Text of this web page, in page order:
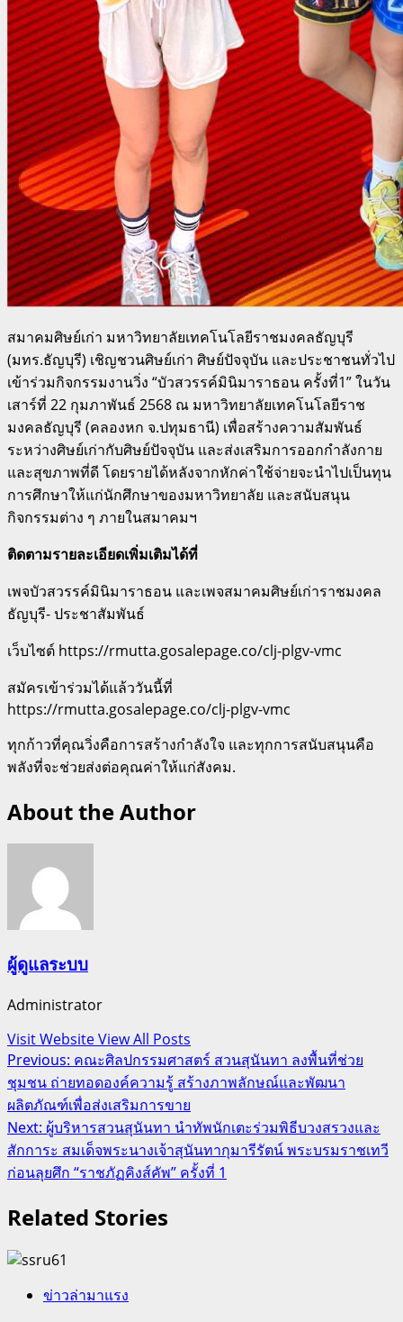
สมาคมศิษย์เก่า มหาวิทยาลัยเทคโนโลยีราชมงคลธัญบุรี
(มทร.ธัญบุรี) เชิญชวนศิษย์เก่า ศิษย์ปัจจุบัน และประชาชนทั่วไป
เข้าร่วมกิจกรรมงานวิ่ง “บัวสวรรค์มินิมาราธอน ครั้งที่1” ในวัน
เสาร์ที่ 22 กุมภาพันธ์ 2568 ณ มหาวิทยาลัยเทคโนโลยีราช
มงคลธัญบุรี (คลองหก จ.ปทุมธานี) เพื่อสร้างความสัมพันธ์
ระหว่างศิษย์เก่ากับศิษย์ปัจจุบัน และส่งเสริมการออกกำลังกาย
และสุขภาพที่ดี โดยรายได้หลังจากหักค่าใช้จ่ายจะนำไปเป็นทุน
การศึกษาให้แก่นักศึกษาของมหาวิทยาลัย และสนับสนุน
กิจกรรมต่าง ๆ ภายในสมาคมฯ
ติดตามรายละเอียดเพิ่มเติมได้ที่
เพจบัวสวรรค์มินิมาราธอน และเพจสมาคมศิษย์เก่าราชมงคล
ธัญบุรี- ประชาสัมพันธ์
เว็บไซต์ https://rmutta.gosalepage.co/clj-plgv-vmc
สมัครเข้าร่วมได้แล้ววันนี้ที่
https://rmutta.gosalepage.co/clj-plgv-vmc
ทุกก้าวที่คุณวิ่งคือการสร้างกำลังใจ และทุกการสนับสนุนคือ
พลังที่จะช่วยส่งต่อคุณค่าให้แก่สังคม.
About the Author
ผู้ดูแลระบบ
Administrator
Visit WebsiteView All Posts
Post
navigation
Previous: คณะศิลปกรรมศาสตร์ สวนสุนันทา ลงพื้นที่ช่วย
ชุมชน ถ่ายทอดองค์ความรู้ สร้างภาพลักษณ์และพัฒนา
ผลิตภัณฑ์เพื่อส่งเสริมการขาย
Next: ผู้บริหารสวนสุนันทา นำทัพนักเตะร่วมพิธีบวงสรวงและ
สักการะ สมเด็จพระนางเจ้าสุนันทากุมารีรัตน์ พระบรมราชเทวี
ก่อนลุยศึก “ราชภัฏคิงส์คัพ” ครั้งที่ 1
Related Stories
ข่าวล่ามาแรง